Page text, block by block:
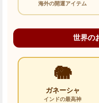
海外の開運アイテム
世界の
🐘
ガネーシャ
インドの最高神